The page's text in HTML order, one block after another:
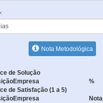
Nota Metodológica
de Solução
Empresa
%
de Satisfação (1 a 5)
Empresa
Nota